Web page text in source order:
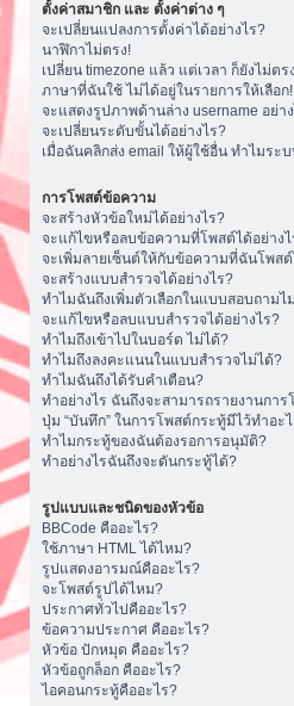
ตั้งค่าสมาชิก และ ตั้งค่าต่าง ๆ
จะเปลี่ยนแปลงการตั้งค่าได้อย่างไร?
นาฬิกาไม่ตรง!
เปลี่ยน timezone แล้ว แต่เวลา ก็ยังไม่ตร
ภาษาที่ฉันใช้ ไม่ได้อยู่ในรายการให้เลือก!
จะแสดงรูปภาพด้านล่าง username อย่า
จะเปลี่ยนระดับขั้นได้อย่างไร?
เมื่อฉันคลิกส่ง email ให้ผู้ใช้อื่น ทำไมระ
การโพสต์ข้อความ
จะสร้างหัวข้อใหม่ได้อย่างไร?
จะแก้ไขหรือลบข้อความที่โพสต์ได้อย่างไ
จะเพิ่มลายเซ็นต์ให้กับข้อความที่ฉันโพสต์
จะสร้างแบบสำรวจได้อย่างไร?
ทำไมฉันถึงเพิ่มตัวเลือกในแบบสอบถามไ
จะแก้ไขหรือลบแบบสำรวจได้อย่างไร?
ทำไมถึงเข้าไปในบอร์ด ไม่ได้?
ทำไมถึงลงคะแนนในแบบสำรวจไม่ได้?
ทำไมฉันถึงได้รับคำเตือน?
ทำอย่างไร ฉันถึงจะสามารถรายงานกา
ปุ่ม “บันทึก” ในการโพสต์กระทู้มีไว้ทำอะ
ทำไมกระทู้ของฉันต้องรอการอนุมัติ?
ทำอย่างไรฉันถึงจะดันกระทู้ได้?
รูปแบบและชนิดของหัวข้อ
BBCode คืออะไร?
ใช้ภาษา HTML ได้ไหม?
รูปแสดงอารมณ์คืออะไร?
จะโพสต์รูปได้ไหม?
ประกาศทั่วไปคืออะไร?
ข้อความประกาศ คืออะไร?
หัวข้อ ปักหมุด คืออะไร?
หัวข้อถูกล็อก คืออะไร?
ไอคอนกระทู้คืออะไร?